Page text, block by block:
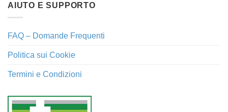
AIUTO E SUPPORTO
FAQ – Domande Frequenti
Politica sui Cookie
Termini e Condizioni